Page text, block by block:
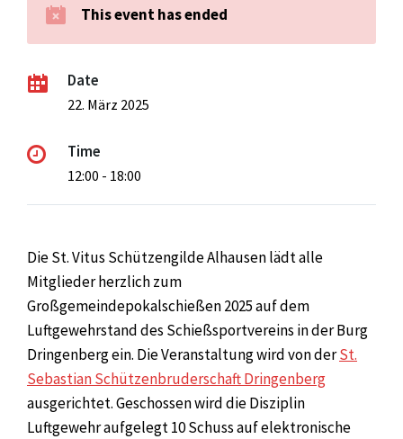
This event has ended
Date
22. März 2025
Time
12:00 - 18:00
Die St. Vitus Schützengilde Alhausen lädt alle
Mitglieder herzlich zum
Großgemeindepokalschießen 2025 auf dem
Luftgewehrstand des Schießsportvereins in der Burg
Dringenberg ein. Die Veranstaltung wird von derSt.
Sebastian Schützenbruderschaft Dringenberg
ausgerichtet. Geschossen wird die Disziplin
Luftgewehr aufgelegt 10 Schuss auf elektronische